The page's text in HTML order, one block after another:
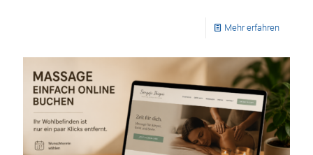
Mehr erfahren